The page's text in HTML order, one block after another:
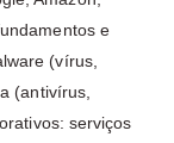
e
(vírus,
(antivírus,
serviços